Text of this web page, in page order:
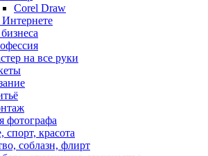
Corel Draw
Интернете
на все руки
фотографа
спорт, красота
соблазн, флирт